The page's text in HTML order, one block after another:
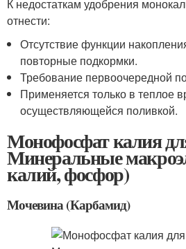
К недостаткам удобрения
отнести:
Отсутствие функции
повторные подкормки.
Требование первоочередной
Применяется только в теплое
осуществляющейся поливкой.
Монофосфат калия
Минеральные
калий, фосфор)
Мочевина (Карбамид)